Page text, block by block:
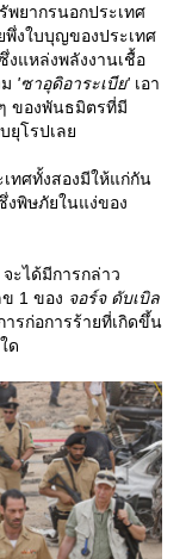
ยากรนอกประเทศ
พึ่งใบบุญของประเทศ
แหล่งพลังงานเชื้อ
'ซาอุดิอาระเบีย' เอา
ของพันธมิตรที่มี
บยุโรปเล
ทศทั้งสองมีให้แก่กัน
งพิษภัยในแง่ของ
ะได้มีการกล่าว
1 ของ จอร์จ ดับเบิล
รก่อการร้ายที่เกิดขึ้น
ด